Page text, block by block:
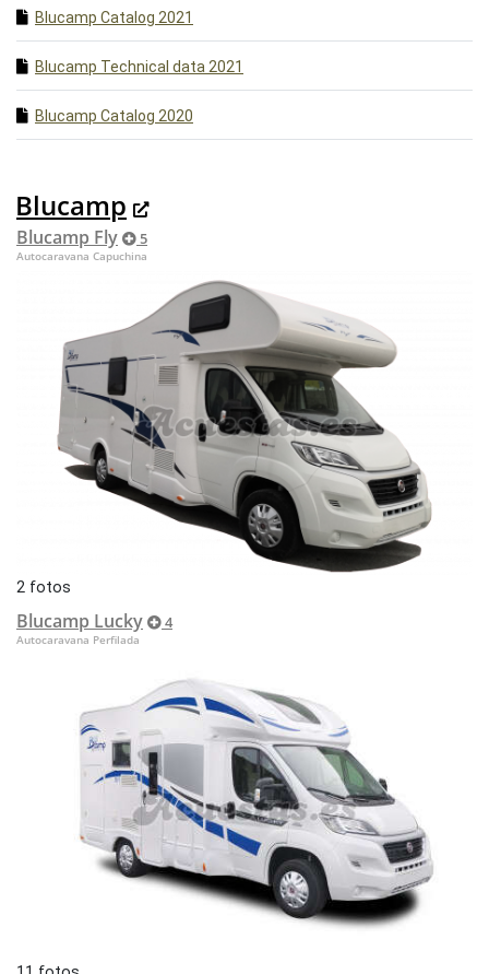
Blucamp Catalog 2021
Blucamp Technical data 2021
Blucamp Catalog 2020
Blucamp
Blucamp Fly 5
Autocaravana Capuchina
2 fotos
Blucamp Lucky 4
Autocaravana Perfilada